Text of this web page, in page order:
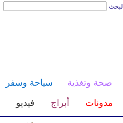
البحث
صحة وتغذية سياحة وسفر
مدونات أبراج فيديو